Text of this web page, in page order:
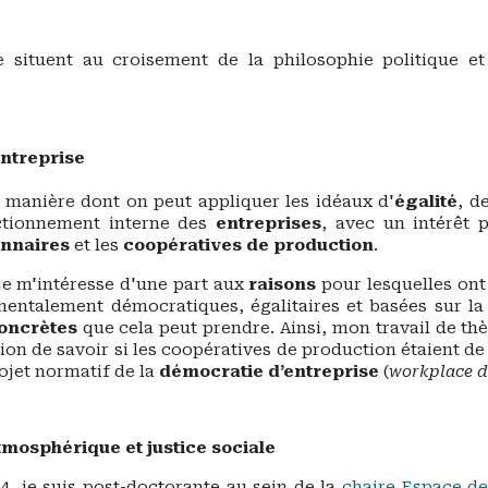
situent au croisement de la philosophie politique
manière dont on peut appliquer les idéaux d'égalité,
interne des entreprises, avec un intérêt
et les coopératives de production.
m'intéresse d'une part aux raisonspour lesquelles
démocratiques, égalitaires et basées sur
que cela peut prendre. Ainsi, mon travail de
de savoir si les coopératives de production étaient
normatif de la démocratie d’entreprise(workplace
et justice sociale